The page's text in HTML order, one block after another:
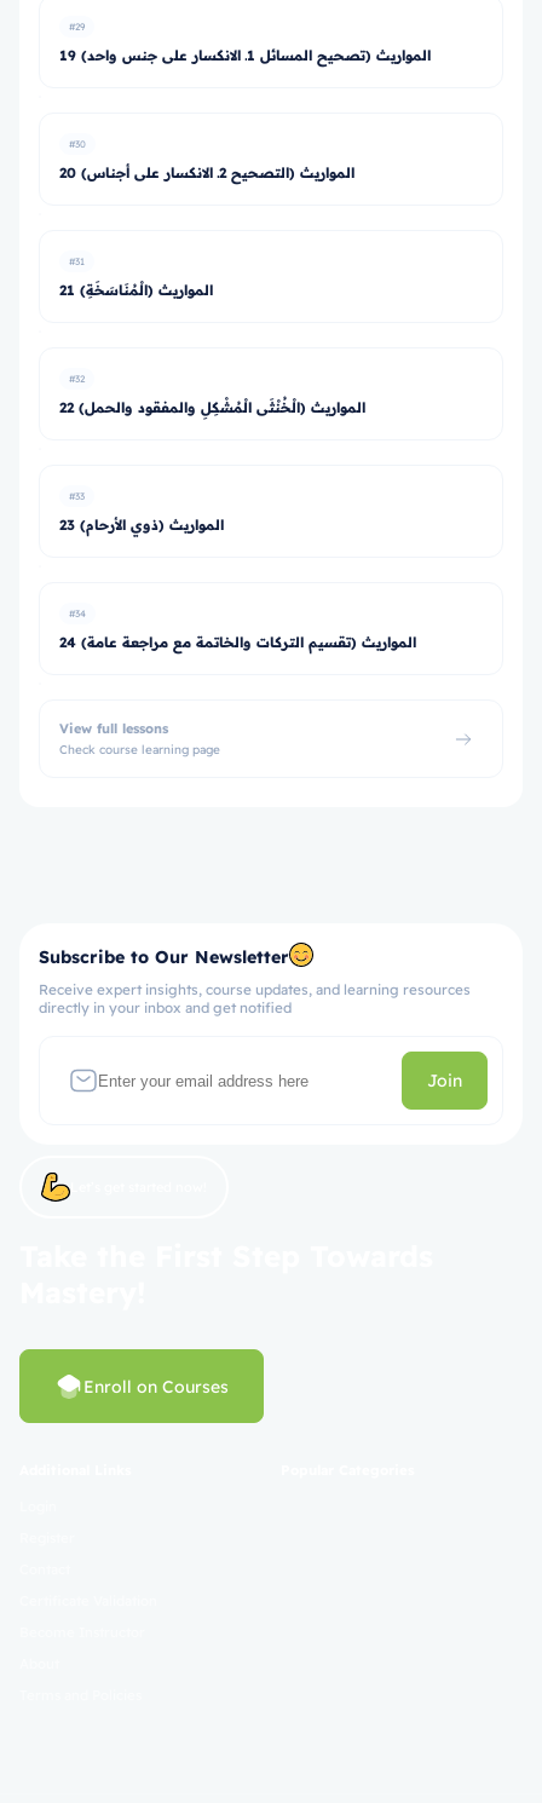
#29
19 المواريث (تصحيح المسائل 1ـ الانكسار على جنس واحد)
#30
20 المواريث (التصحيح 2ـ الانكسار على أجناس)
#31
21 المواريث (الْمُنَاسَخَةِ)
#32
22 المواريث (الْخُنْثَى الْمُشْكِلِ والمفقود والحمل)
#33
23 المواريث (ذوي الأرحام)
#34
24 المواريث (تقسيم التركات والخاتمة مع مراجعة عامة)
View full lessons
Check course learning page
Subscribe to Our Newsletter
Receive expert insights, course updates, and learning resources
directly in your inbox and get notified
Join
Enroll on Courses